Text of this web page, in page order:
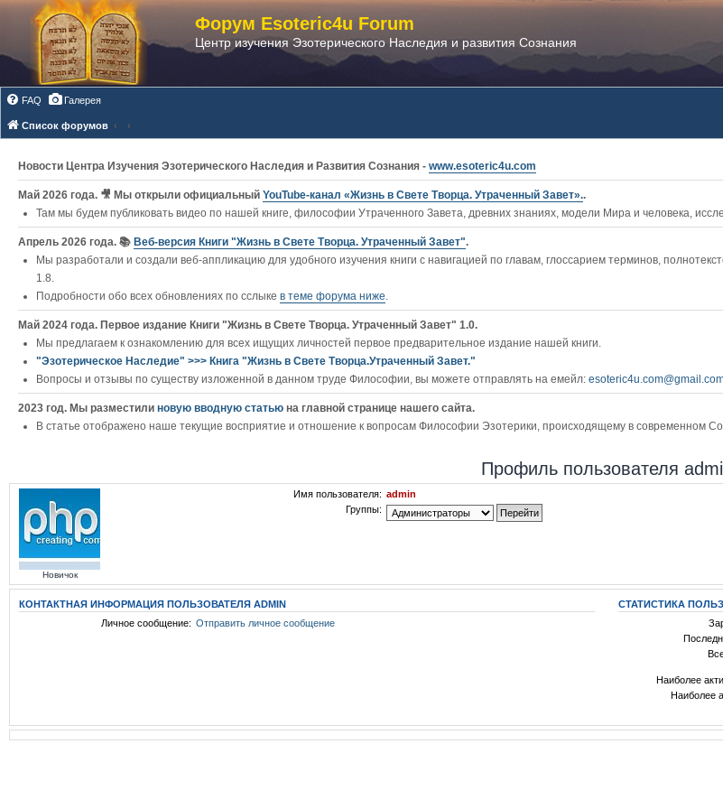
Форум Esoteric4u Forum
Центр изучения Эзотерического Наследия и развития Сознания
FAQ Галерея
Список форумов
Новости Центра Изучения Эзотерического Наследия и Развития Сознания - www.esoteric4u.com
Май 2026 года. 🎥 Мы открыли официальный YouTube‑канал «Жизнь в Свете Творца. Утраченный Завет»..
Там мы будем публиковать видео по нашей книге, философии Утраченного Завета, древних знаниях, модели Мира и человека,
Апрель 2026 года. 📚 Веб-версия Книги "Жизнь в Свете Творца. Утраченный Завет".
Мы разработали и создали веб-аппликацию для удобного изучения книги c навигацией по главам, глоссарием терминов,
1.8.
Подробности обо всех обновлениях по сслыке в теме форума ниже.
Май 2024 года. Первое издание Книги "Жизнь в Свете Творца. Утраченный Завет" 1.0.
Мы предлагаем к ознакомлению для всех ищущих личностей первое предварительное издание нашей книги.
"Эзотерическое Наследие" >>> Книга "Жизнь в Свете Творца.Утраченный Завет."
Вопросы и отзывы по существу изложенной в данном труде Философии, вы можете отправлять на емейл:
2023 год. Мы разместили новую вводную статью на главной странице нашего сайта.
В статье отображено наше текущие восприятие и отношение к вопросам Философии Эзотерики, происходящему в современном
Профиль пользователя
Новичок
Имя пользователя: admin
Группы:
КОНТАКТНАЯ ИНФОРМАЦИЯ ПОЛЬЗОВАТЕЛЯ ADMIN
Личное сообщение: Отправить личное сообщение
СТАТИСТИКА
Наиболее
Наиболее